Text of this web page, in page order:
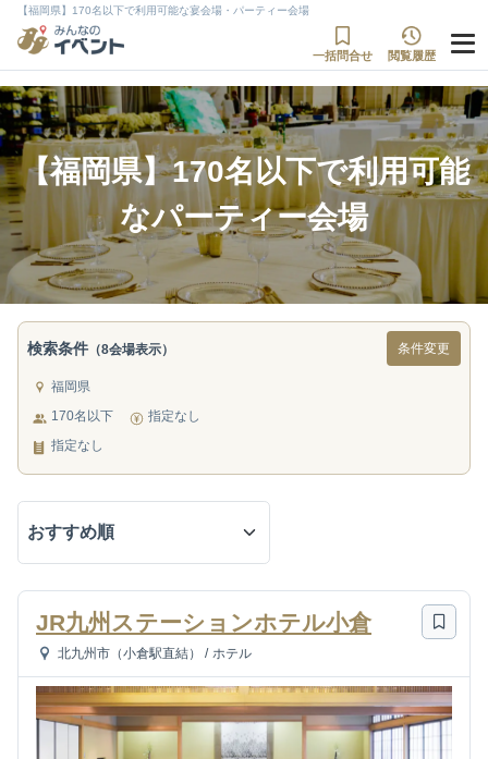
【福岡県】170名以下で利用可能な宴会場・パーティー会場
一括問合せ 閲覧履歴
【福岡県】170名以下で利用可能
なパーティー会場
検索条件 （8会場表示） 条件変更
福岡県
170名以下
指定なし
指定なし
JR九州ステーションホテル小倉
北九州市（小倉駅直結） / ホテル